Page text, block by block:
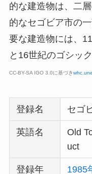
的な建造物は、二
的なセゴビア市の
要な建造物には、
と16世紀のゴシッ
CC-BY-SA IGO 3.0に基づき
登録名 セゴ
英語名
Old
uct
登録年 1985